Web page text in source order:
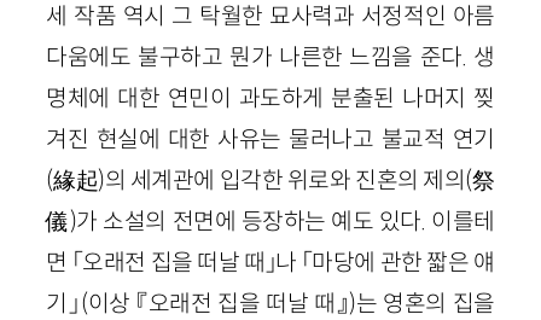
세 작품 역시 그 탁월한 묘사력과 서정적인 아름
다움에도 불구하고 뭔가 나른한 느낌을 준다. 생
명체에 대한 연민이 과도하게 분출된 나머지 찢
겨진 현실에 대한 사유는 물러나고 불교적 연기
(緣起)의 세계관에 입각한 위로와 진혼의 제의(祭
儀)가 소설의 전면에 등장하는 예도 있다. 이를테
면 「오래전 집을 떠날 때」나 「마당에 관한 짧은 얘
기」(이상 『오래전 집을 떠날 때』)는 영혼의 집을